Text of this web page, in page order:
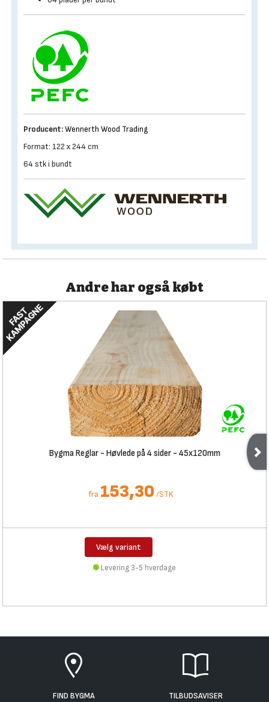
Producent:Wennerth Wood Trading
Format: 122 x 244 cm
64 stk i bundt
Andre har også købt
Bygma Reglar - Høvlede på 4 sider - 45x120mm
fra 153,30 /STK
Vælg variant
Levering 3-5 hverdage
FIND BYGMA TILBUDSAVISER